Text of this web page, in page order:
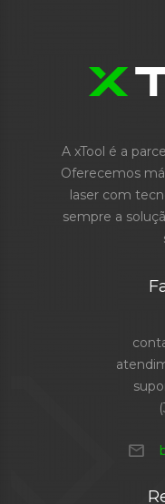
A xTool é a
Oferecemos
laser com
sempre a
mail